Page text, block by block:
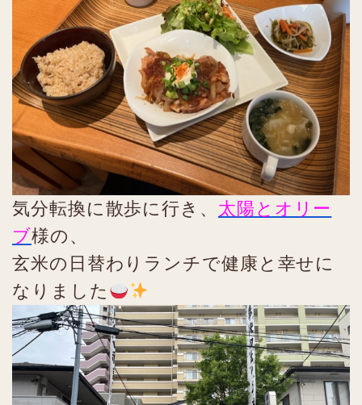
気分転換に散歩に行き、 太陽とオリー
ブ様の、
玄米の日替わりランチで健康と幸せに
なりました